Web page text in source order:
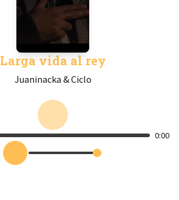
Larga vida al rey
Juaninacka & Ciclo
0:00